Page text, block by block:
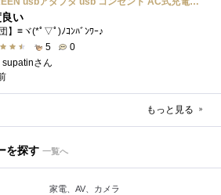
い
団】≡ヾ(*ﾟ▽ﾟ)ﾉｺﾝﾊﾞﾝﾜｰ♪
5
0
supatinさん
もっと見る
を探す 一覧へ
家電、AV、カメラ